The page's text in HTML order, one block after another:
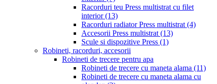
Racorduri teu Press multistrat cu filet
interior(13)
Racorduri radiator Press multistrat (4)
Accesorii Press multistrat (13)
Scule si dispozitive Press (1)
Robineti, racorduri, accesorii
Robineti de trecere pentru apa
Robineti de trecere cu maneta alama (11)
Robineti de trecere cu maneta alama cu